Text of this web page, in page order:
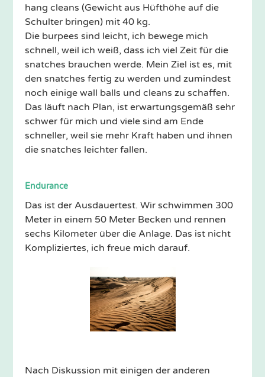
hang cleans (Gewicht aus Hüfthöhe auf die
Schulter bringen) mit 40 kg.
Die burpees sind leicht, ich bewege mich
schnell, weil ich weiß, dass ich viel Zeit für die
snatches brauchen werde. Mein Ziel ist es, mit
den snatches fertig zu werden und zumindest
noch einige wall balls und cleans zu schaffen.
Das läuft nach Plan, ist erwartungsgemäß sehr
schwer für mich und viele sind am Ende
schneller, weil sie mehr Kraft haben und ihnen
die snatches leichter fallen.
Endurance
Das ist der Ausdauertest. Wir schwimmen 300
Meter in einem 50 Meter Becken und rennen
sechs Kilometer über die Anlage. Das ist nicht
Kompliziertes, ich freue mich darauf.
Nach Diskussion mit einigen der anderen